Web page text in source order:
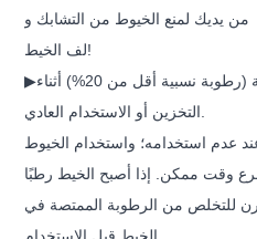
لف الخيط!
▶نوصي بوضعه في بيئة جافة (رطوبة نسبية أقل من 20%) أثناء
عدم استخدامه؛ واستخدام الخيوط
للتخلص من الرطوبة الممتصة في